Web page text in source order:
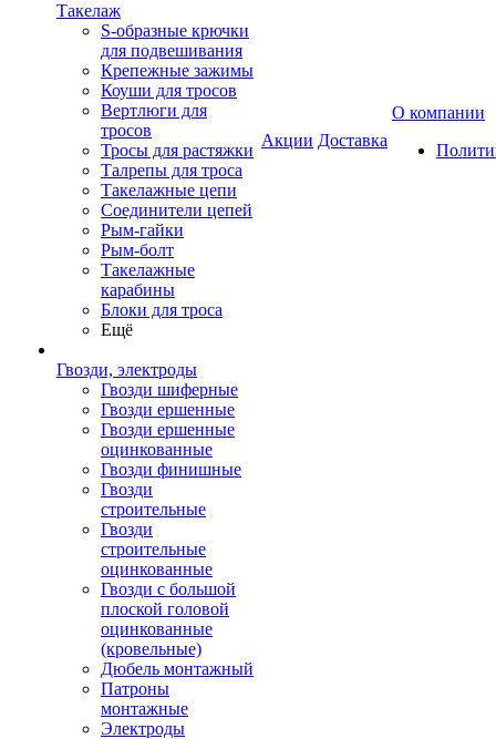
Такелаж
S-образные крючки
для подвешивания
Крепежные зажимы
Коуши для тросов
Вертлюги для
тросов
Тросы для растяжки
Талрепы для троса
Такелажные цепи
Соединители цепей
Рым-гайки
Рым-болт
Такелажные
карабины
Блоки для троса
Ещё
Гвозди, электроды
Гвозди шиферные
Гвозди ершенные
Гвозди ершенные
оцинкованные
Гвозди финишные
Гвозди
строительные
Гвозди
строительные
оцинкованные
Гвозди с большой
плоской головой
оцинкованные
(кровельные)
Дюбель монтажный
Патроны
монтажные
Электроды
Акции Доставка
О компании